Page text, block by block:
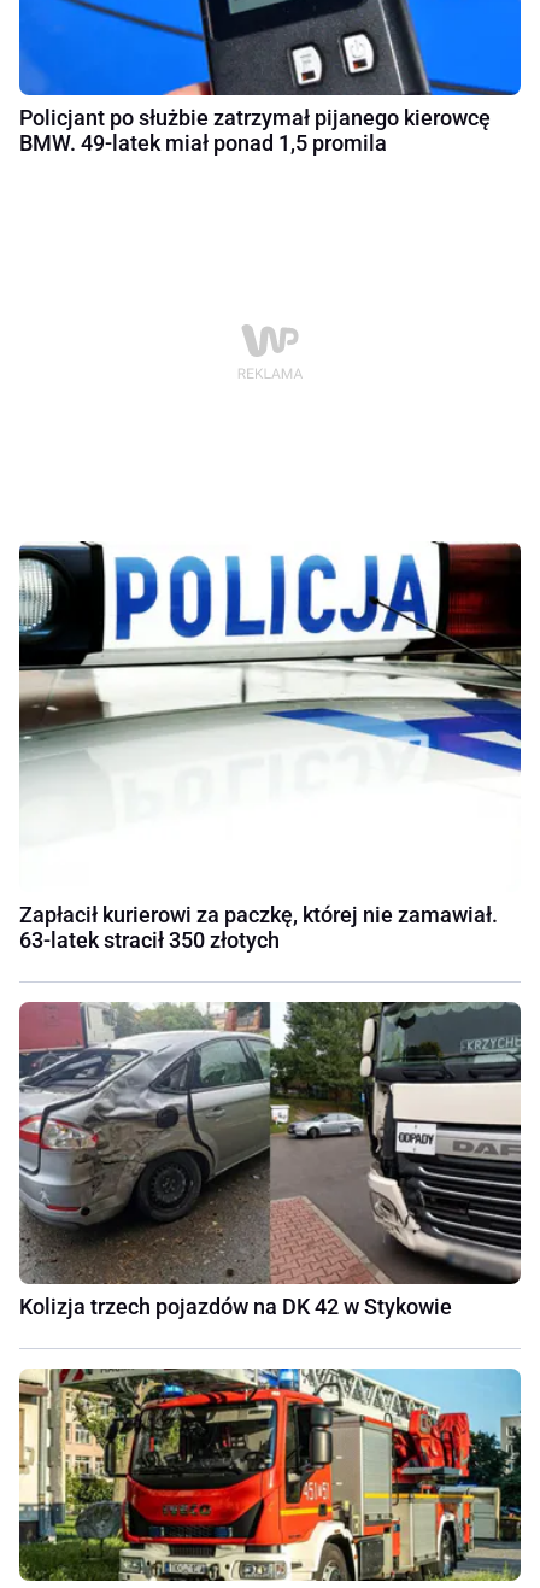
Policjant po służbie zatrzymał pijanego kierowcę
BMW. 49-latek miał ponad 1,5 promila
Zapłacił kurierowi za paczkę, której nie zamawiał.
63-latek stracił 350 złotych
Kolizja trzech pojazdów na DK 42 w Stykowie